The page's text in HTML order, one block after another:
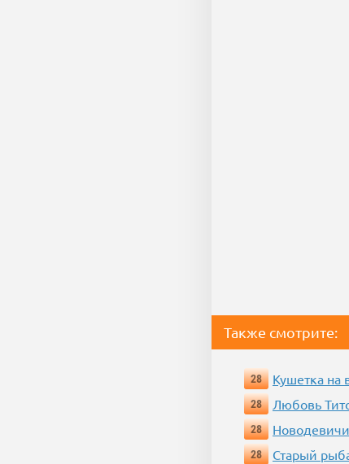
Также смотрите:
28 Кушетка на
28
Любовь
28
28
Старый